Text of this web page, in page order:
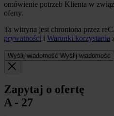
omówienie potrzeb Klienta w
oferty.
Ta witryna jest chroniona przez
prywatności i Warunki korzystania
Wyślij wiadomość Wyślij wiadomość
Zapytaj o ofertę
A - 27